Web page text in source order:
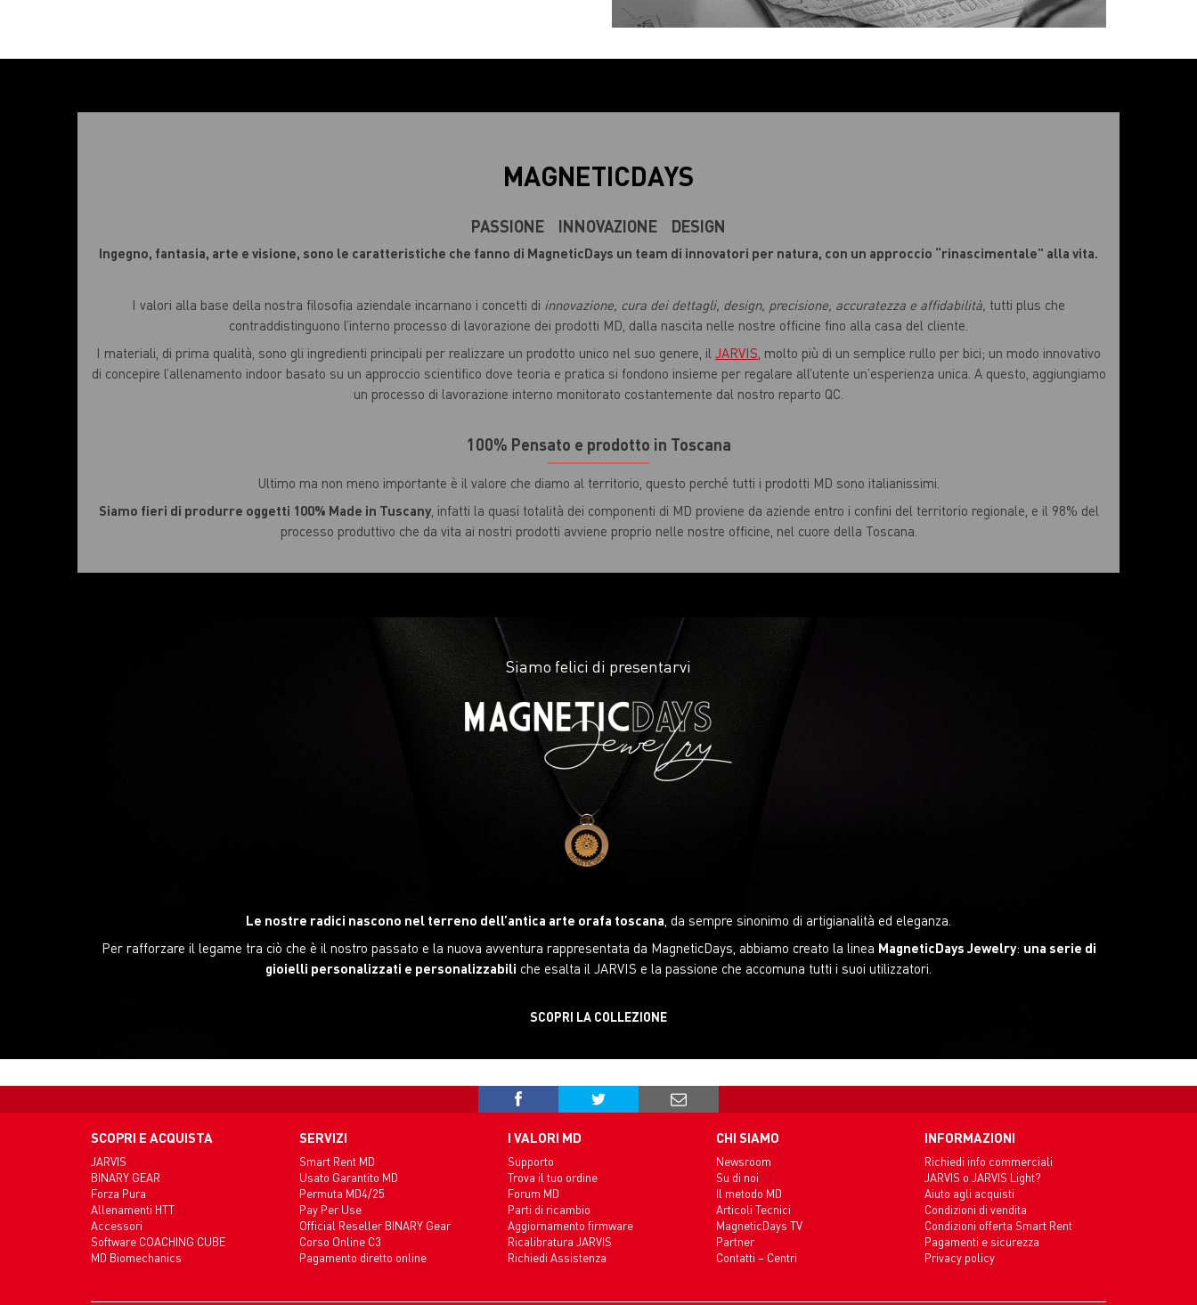
MAGNETICDAYS
PASSIONE INNOVAZIONE DESIGN
Ingegno, fantasia, arte e visione, sono le caratteristiche che fanno di MagneticDays un team di innovatori per natura, con un approccio “rinascimentale” alla vita.
I valori alla base della nostra filosofia aziendale incarnano i concetti di innovazione, cura dei dettagli, design, precisione, accuratezza e affidabilità, tutti plus che
contraddistinguono l’interno processo di lavorazione dei prodotti MD, dalla nascita nelle nostre officine fino alla casa del cliente.
I materiali, di prima qualità, sono gli ingredienti principali per realizzare un prodotto unico nel suo genere, il JARVIS , molto più di un semplice rullo per bici; un modo innovativo
di concepire l’allenamento indoor basato su un approccio scientifico dove teoria e pratica si fondono insieme per regalare all’utente un’esperienza unica. A questo, aggiungiamo
un processo di lavorazione interno monitorato costantemente dal nostro reparto QC.
100% Pensato e prodotto in Toscana
Ultimo ma non meno importante è il valore che diamo al territorio, questo perché tutti i prodotti MD sono italianissimi.
Siamo fieri di produrre oggetti 100% Made in Tuscany, infatti la quasi totalità dei componenti di MD proviene da aziende entro i confini del territorio regionale, e il 98% del
processo produttivo che da vita ai nostri prodotti avviene proprio nelle nostre officine, nel cuore della Toscana.
Siamo felici di presentarvi
Le nostre radici nascono nel terreno dell’antica arte orafa toscana , da sempre sinonimo di artigianalità ed eleganza.
Per rafforzare il legame tra ciò che è il nostro passato e la nuova avventura rappresentata da MagneticDays, abbiamo creato la linea MagneticDays Jewelry: una serie di
gioielli personalizzati e personalizzabili che esalta il JARVIS e la passione che accomuna tutti i suoi utilizzatori.
SCOPRI LA COLLEZIONE
SCOPRI E ACQUISTA
JARVIS
BINARY GEAR
Forza Pura
Allenamenti HTT
Accessori
Software COACHING CUBE
MD Biomechanics
SERVIZI
Smart Rent MD
Usato Garantito MD
Permuta MD4/25
Pay Per Use
Official Reseller BINARY Gear
Corso Online C3
Pagamento diretto online
I VALORI MD
Supporto
Trova il tuo ordine
Forum MD
Parti di ricambio
Aggiornamento firmware
Ricalibratura JARVIS
Richiedi Assistenza
CHI SIAMO
Newsroom
Su di noi
Il metodo MD
Articoli Tecnici
MagneticDays TV
Partner
Contatti – Centri
INFORMAZIONI
Richiedi info commerciali
JARVIS o JARVIS Light?
Aiuto agli acquisti
Condizioni di vendita
Condizioni offerta Smart Rent
Pagamenti e sicurezza
Privacy policy